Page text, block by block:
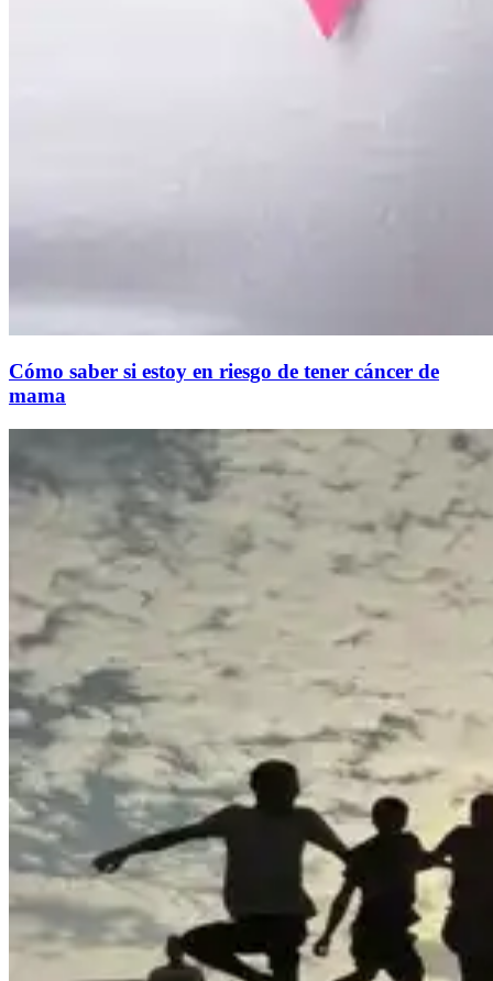
Cómo saber si estoy en riesgo de tener cáncer de
mama